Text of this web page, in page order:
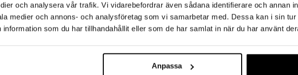
och analysera vår trafik. Vi vidarebefordrar även sådana identifierare och annan
medier och annons- och analysföretag som vi samarbetar med. Dessa kan i sin
information som du har tillhandahållit eller som de har samlat in när du har använt
Anpassa